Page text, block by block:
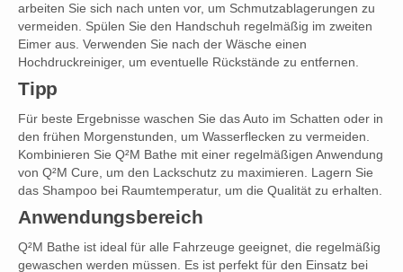
arbeiten Sie sich nach unten vor, um Schmutzablagerungen zu
vermeiden. Spülen Sie den Handschuh regelmäßig im zweiten
Eimer aus. Verwenden Sie nach der Wäsche einen
Hochdruckreiniger, um eventuelle Rückstände zu entfernen.
Tipp
Für beste Ergebnisse waschen Sie das Auto im Schatten oder in
den frühen Morgenstunden, um Wasserflecken zu vermeiden.
Kombinieren Sie Q²M Bathe mit einer regelmäßigen Anwendung
von Q²M Cure, um den Lackschutz zu maximieren. Lagern Sie
das Shampoo bei Raumtemperatur, um die Qualität zu erhalten.
Anwendungsbereich
Q²M Bathe ist ideal für alle Fahrzeuge geeignet, die regelmäßig
gewaschen werden müssen. Es ist perfekt für den Einsatz bei